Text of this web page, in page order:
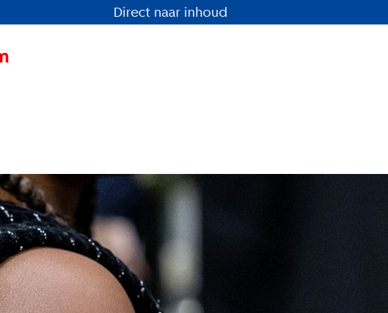
Direct naar inhoud